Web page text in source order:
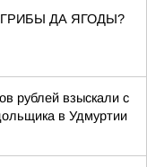
ДА ЯГОДЫ?
рублей взыскали с
в Удмуртии